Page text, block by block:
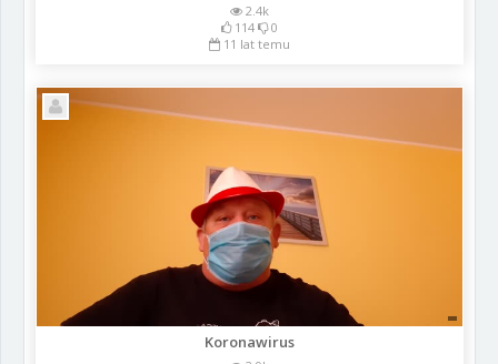
2.4k
114
0
11 lat temu
Koronawirus